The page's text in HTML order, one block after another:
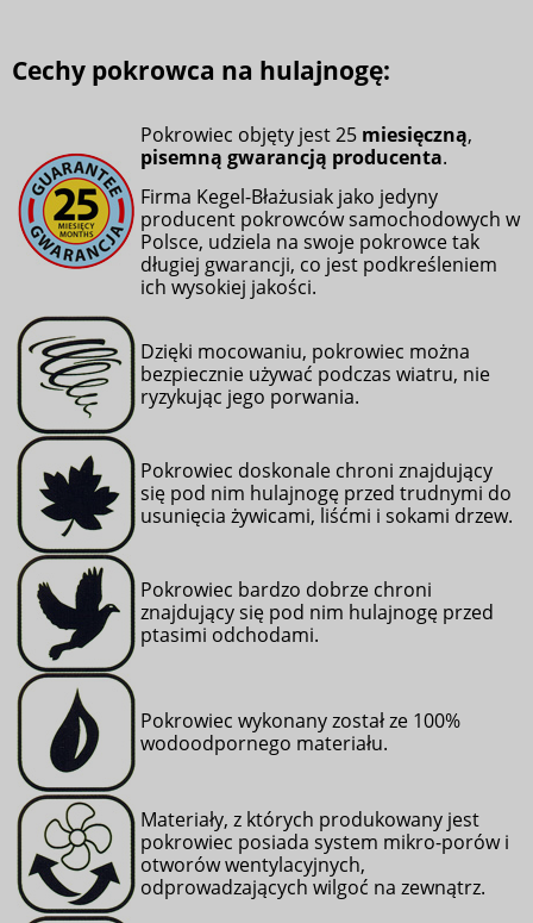
Cechy pokrowca na hulajnogę:
Pokrowiec objęty jest 25 miesięczną,
pisemną gwarancją producenta.
Firma Kegel-Błażusiak jako jedyny
producent pokrowców samochodowych w
Polsce, udziela na swoje pokrowce tak
długiej gwarancji, co jest podkreśleniem
ich wysokiej jakości.
Dzięki mocowaniu, pokrowiec można
bezpiecznie używać podczas wiatru, nie
ryzykując jego porwania.
Pokrowiec doskonale chroni znajdujący
się pod nim hulajnogę przed trudnymi do
usunięcia żywicami, liśćmi i sokami drzew.
Pokrowiec bardzo dobrze chroni
znajdujący się pod nim hulajnogę przed
ptasimi odchodami.
Pokrowiec wykonany został ze 100%
wodoodpornego materiału.
Materiały, z których produkowany jest
pokrowiec posiada system mikro-porów i
otworów wentylacyjnych,
odprowadzających wilgoć na zewnątrz.